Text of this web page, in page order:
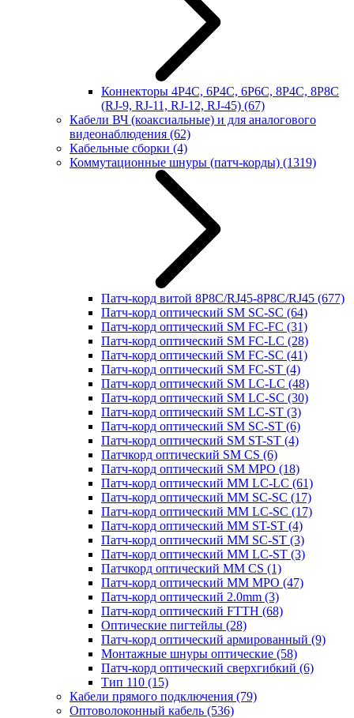
Коннекторы 4P4C, 6P4C, 6P6C, 8P4C, 8P8C
(RJ-9, RJ-11, RJ-12, RJ-45) (67)
Кабели ВЧ (коаксиальные) и для аналогового
видеонаблюдения (62)
Кабельные сборки (4)
Коммутационные шнуры (патч-корды) (1319)
Патч-корд витой 8P8C/RJ45-8P8C/RJ45 (677)
Патч-корд оптический SM SC-SC (64)
Патч-корд оптический SM FC-FC (31)
Патч-корд оптический SM FC-LC (28)
Патч-корд оптический SM FC-SC (41)
Патч-корд оптический SM FC-ST (4)
Патч-корд оптический SM LC-LC (48)
Патч-корд оптический SM LC-SC (30)
Патч-корд оптический SM LC-ST (3)
Патч-корд оптический SM SC-ST (6)
Патч-корд оптический SM ST-ST (4)
Патчкорд оптический SM CS (6)
Патч-корд оптический SM MPO (18)
Патч-корд оптический MM LC-LC (61)
Патч-корд оптический MM SC-SC (17)
Патч-корд оптический MM LC-SC (17)
Патч-корд оптический MM ST-ST (4)
Патч-корд оптический MM SC-ST (3)
Патч-корд оптический MM LC-ST (3)
Патчкорд оптический MM CS (1)
Патч-корд оптический MM MPO (47)
Патч-корд оптический 2.0mm (3)
Патч-корд оптический FTTH (68)
Оптические пигтейлы (28)
Патч-корд оптический армированный (9)
Монтажные шнуры оптические (58)
Патч-корд оптический сверхгибкий (6)
Тип 110 (15)
Кабели прямого подключения (79)
Оптоволоконный кабель (536)